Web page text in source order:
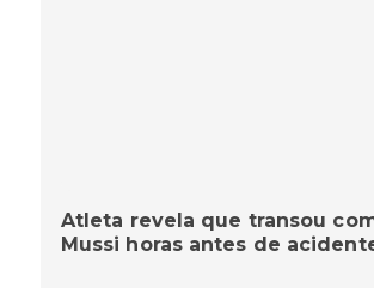
Atleta revela que transou
Mussi horas antes de